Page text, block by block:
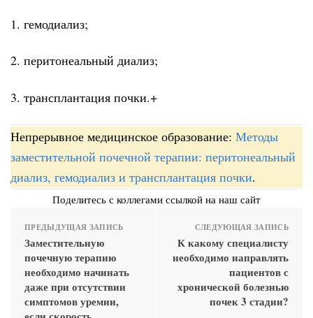
1. гемодиализ;
2. перитонеальный диализ;
3. трансплантация почки.+
Непрерывное медицинское образование: Методы
заместительной почечной терапии: перитонеальный
диализ, гемодиализ и трансплантация почки.
Поделитесь с коллегами ссылкой на наш сайт
ПРЕДЫДУЩАЯ ЗАПИСЬ
Заместительную
почечную терапию
необходимо начинать
даже при отсутствии
симптомов уремии,
СЛЕДУЮЩАЯ ЗАПИСЬ
К какому специалисту
необходимо направлять
пациентов с
хронической болезнью
почек 3 стадии?